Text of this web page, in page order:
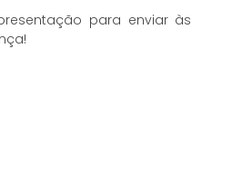
para enviar às